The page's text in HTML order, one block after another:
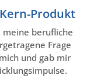
Produkt
meine berufliche
Frage
und gab mir